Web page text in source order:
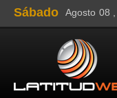
Sábado Agosto 08 ,